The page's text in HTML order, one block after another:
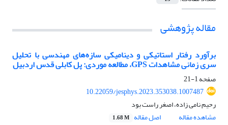
مقاله پژوهشی
برآورد رفتار استاتیکی و دینامیکی سازه‌های مهندسی با تحلیل
سری زمانی مشاهدات GPS، مطالعه موردی: پل کابلی قدس اردبیل
صفحه1-21
10.22059/jesphys.2023.353038.1007487
رحیم نامی زاده، اصغر راست بود
مشاهده مقاله
اصل مقاله 1.68 M